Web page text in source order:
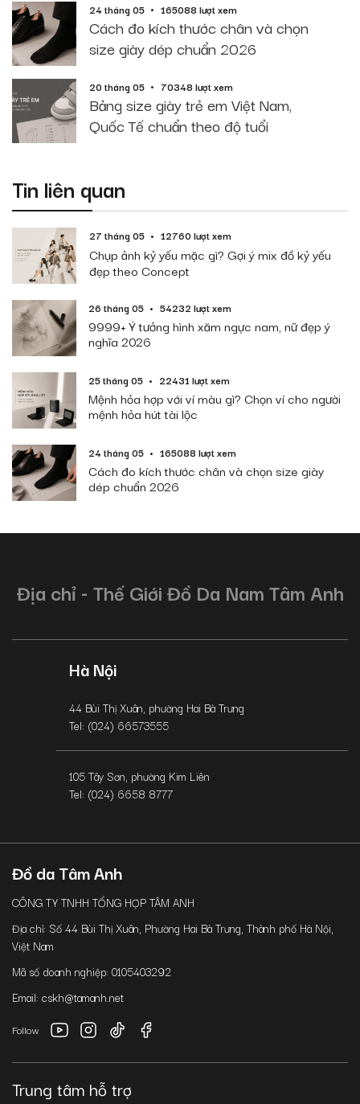
24 tháng 05 165088 lượt xem
Cách đo kích thước chân và chọn
size giày dép chuẩn 2026
20 tháng 05 70348 lượt xem
Bảng size giày trẻ em Việt Nam,
Quốc Tế chuẩn theo độ tuổi
Tin liên quan
27 tháng 05 12760 lượt xem
Chụp ảnh kỷ yếu mặc gì? Gợi ý mix đồ kỷ yếu
đẹp theo Concept
26 tháng 05 54232 lượt xem
9999+ Ý tưởng hình xăm ngực nam, nữ đẹp ý
nghĩa 2026
25 tháng 05 22431 lượt xem
Mệnh hỏa hợp với ví màu gì? Chọn ví cho người
mệnh hỏa hút tài lộc
24 tháng 05 165088 lượt xem
Cách đo kích thước chân và chọn size giày
dép chuẩn 2026
Địa chỉ - Thế Giới Đồ Da Nam Tâm Anh
Hà Nội
44 Bùi Thị Xuân, phường Hai Bà Trưng
Tel: (024) 66573555
105 Tây Sơn, phường Kim Liên
Tel: (024) 6658 8777
Đồ da Tâm Anh
CÔNG TY TNHH TỔNG HỢP TÂM ANH
Địa chỉ: Số 44 Bùi Thị Xuân, Phường Hai Bà Trưng, Thành phố Hà Nội,
Việt Nam
Mã số doanh nghiệp: 0105403292
Email: cskh@tamanh.net
Follow
Trung tâm hỗ trợ